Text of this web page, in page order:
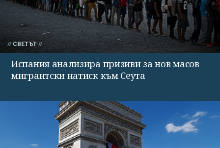
СВЕТЪТ
Испания анализира призиви за нов масов
мигрантски натиск към Сеута